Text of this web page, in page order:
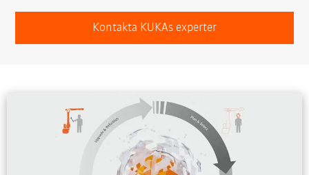
Kontakta KUKAs experter